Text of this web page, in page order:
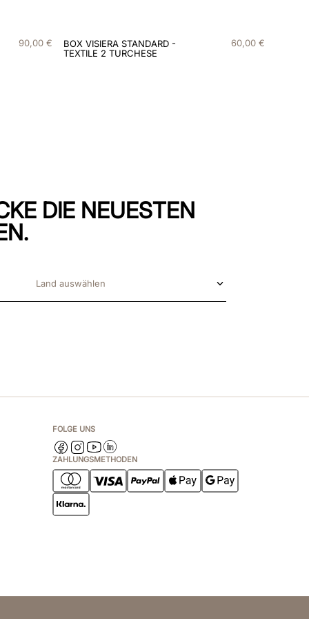
90,00 €
BOX VISIERA STANDARD -
TEXTILE 2 TURCHESE
60,00 €
DIE NEUESTEN
Land auswählen
FOLGE UNS
ZAHLUNGSMETHODEN